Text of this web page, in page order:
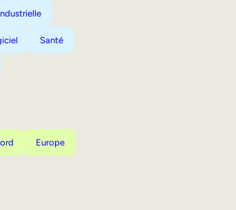
Santé
Europe